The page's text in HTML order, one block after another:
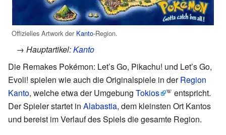
Offizielles Artwork der Kanto-Region.
→ Hauptartikel:Kanto
Die Remakes Pokémon: Let’s Go, Pikachu! und Let’s Go,
Evoli! spielen wie auch die Originalspiele in derRegion
Kanto, welche etwa der Umgebung Tokios
entspricht.
Der Spieler startet in Alabastia, dem kleinsten Ort Kantos
und bereist im Verlauf des Spiels die gesamte Region.